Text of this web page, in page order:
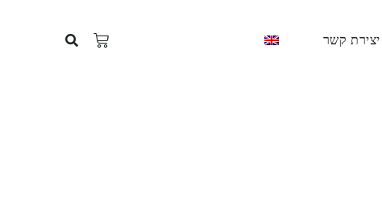
יצירת קשר